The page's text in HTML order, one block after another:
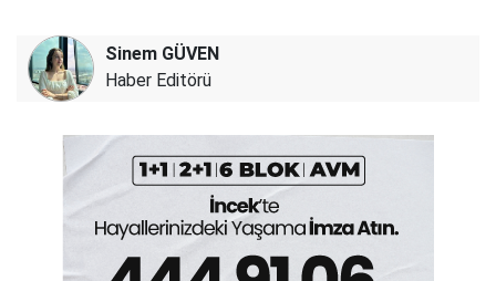
Sinem GÜVEN
Haber Editörü